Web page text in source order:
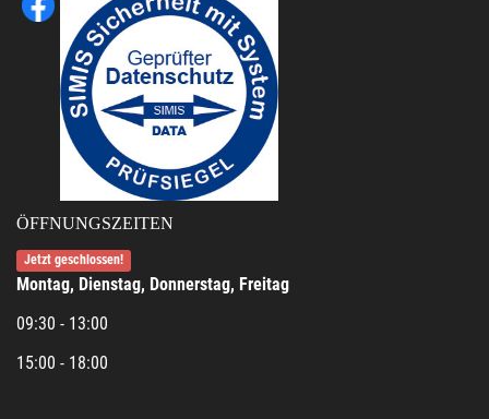
ÖFFNUNGSZEITEN
Jetzt geschlossen!
Montag, Dienstag, Donnerstag, Freitag
09:30 - 13:00
15:00 - 18:00